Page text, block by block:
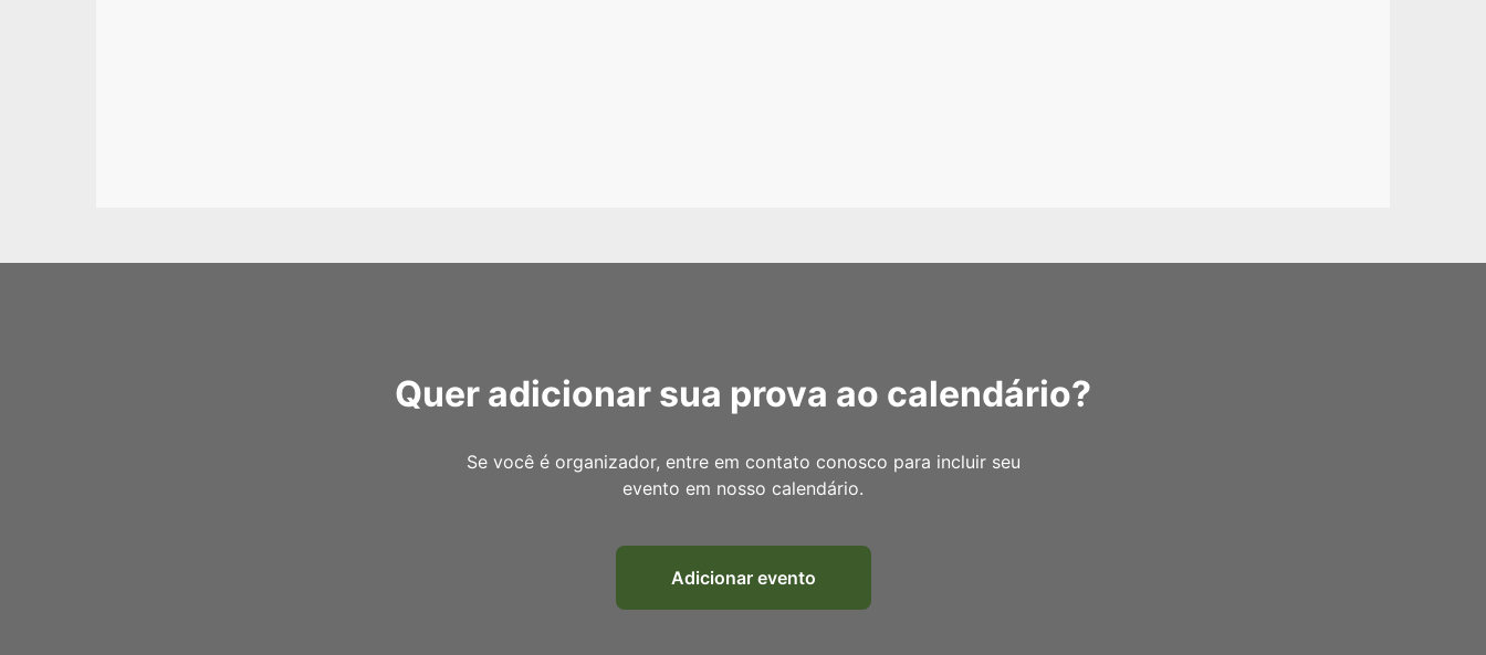
Quer adicionar sua prova ao calendário?
Se você é organizador, entre em contato conosco para incluir seu
evento em nosso calendário.
Adicionar evento